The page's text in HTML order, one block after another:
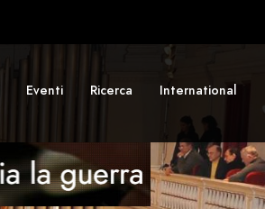
Eventi Ricerca International